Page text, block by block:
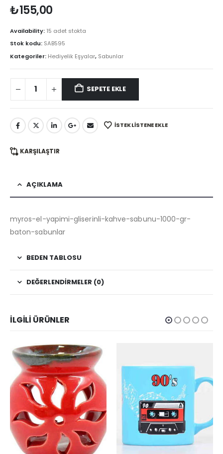
₺155,00
Availability: 15 adet stokta
Stok kodu: SAB595
Kategoriler: Hediyelik Eşyalar, Sabunlar
SEPETE EKLE
İSTEK LISTENE EKLE
KARŞILAŞTIR
AÇIKLAMA
myros-el-yapimi-gliserinli-kahve-sabunu-1000-gr-
baton-sabunlar
BEDEN TABLOSU
DEĞERLENDIRMELER (0)
İLGILI ÜRÜNLER